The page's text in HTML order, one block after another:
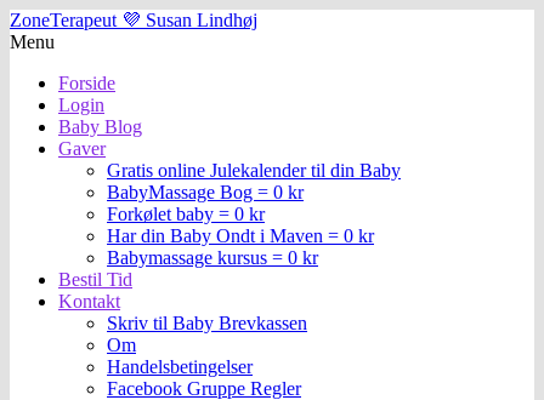
ZoneTerapeut 💜 Susan Lindhøj
Menu
Forside
Login
Baby Blog
Gaver
Gratis online Julekalender til din Baby
BabyMassage Bog = 0 kr
Forkølet baby = 0 kr
Har din Baby Ondt i Maven = 0 kr
Babymassage kursus = 0 kr
Bestil Tid
Kontakt
Skriv til Baby Brevkassen
Om
Handelsbetingelser
Facebook Gruppe Regler